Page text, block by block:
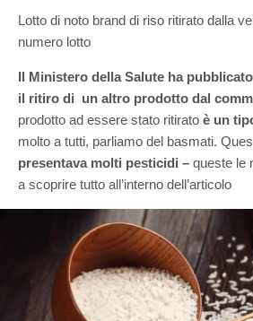
Lotto di noto brand di riso ritirato dalla
numero lotto
Il Ministero della Salute ha
il ritiro di un altro prodotto dal
prodotto ad essere stato ritirato è un
molto a tutti, parliamo del basmati.
presentava molti pesticidi – queste le
a scoprire tutto all’interno dell’articolo